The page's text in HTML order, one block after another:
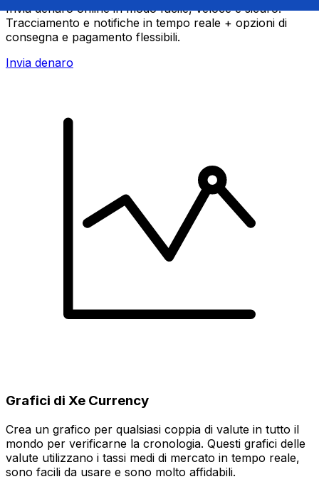
Invia denaro online in modo facile, veloce e sicuro.
Tracciamento e notifiche in tempo reale + opzioni di
consegna e pagamento flessibili.
Invia denaro
Grafici di Xe Currency
Crea un grafico per qualsiasi coppia di valute in tutto il
mondo per verificarne la cronologia. Questi grafici delle
valute utilizzano i tassi medi di mercato in tempo reale,
sono facili da usare e sono molto affidabili.